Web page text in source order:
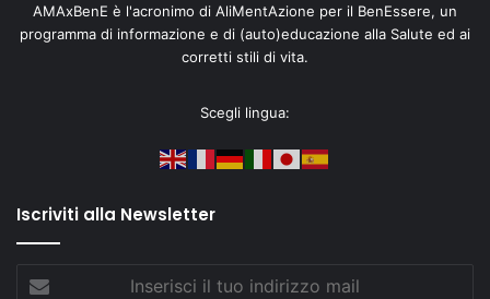
AMAxBenE è l'acronimo di AliMentAzione per il BenEssere, un
programma di informazione e di (auto)educazione alla Salute ed ai
corretti stili di vita.
Scegli lingua:
Iscriviti alla Newsletter